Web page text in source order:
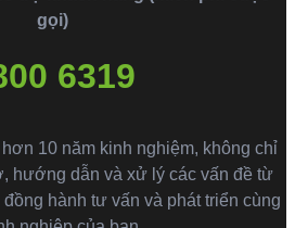
gọi)
6319
10 năm kinh nghiệm, không chỉ
hướng dẫn và xử lý các vấn đề từ
hành tư vấn và phát triển cùng